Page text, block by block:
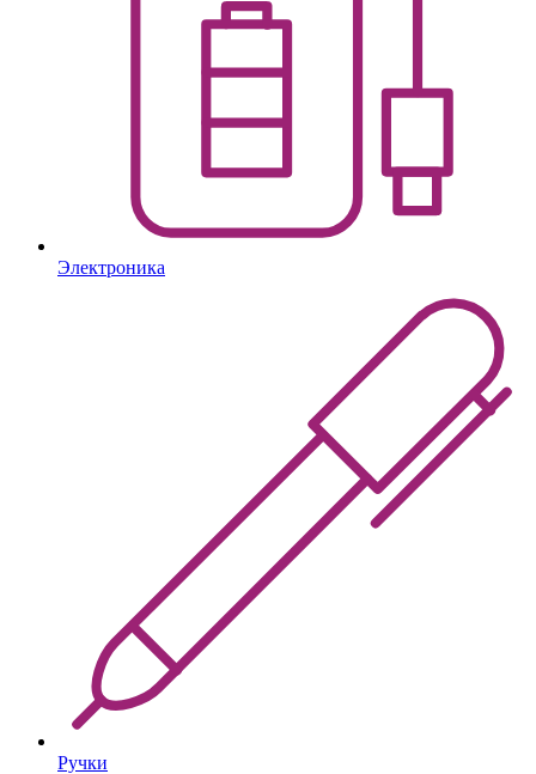
Электроника
Ручки